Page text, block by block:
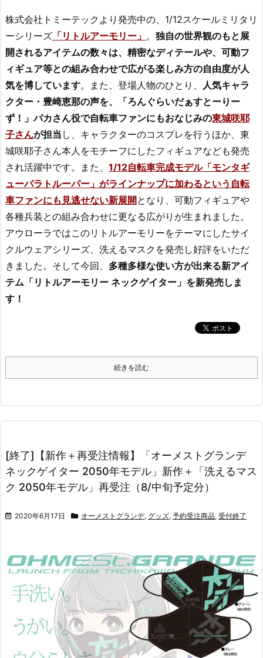
株式会社トミーテックより発売中の、1/12スケールミリタリ
ーシリーズ 「リトルアーモリー」 。 独自の世界観のもと展
開されるアイテムの数々は、精密なディテールや、可動フ
ィギュア等との組み合わせで広がる楽しみ方の自由度が人
気を博しています。また、登場人物のひとり、 人気キャラ
クター・豊崎恵那の声を、「ろんぐらいだぁすとーりー
ず！」パカさん役で自転車ファンにもおなじみの東城咲耶
子さんが担当 し、キャラクターのコスプレを行うほか、東
城咲耶子さん本人をモチーフにしたフィギュアなども発売
され活躍中です。また、 1/12自転車完成モデル「モンタギ
ューパラトルーパー」がラインナップに加わるという自転
車ファンにも見逃せない新展開 となり、可動フィギュアや
各種兵装との組み合わせに更なる広がりが生まれました。
アウローラではこのリトルアーモリーをテーマにしたサイ
クルウェアシリーズ、洗えるマスクを発売し好評をいただ
きました。そして今回、 多種多様な使い方が出来る新アイ
テム「リトルアーモリー ネックゲイター」を新発売しま
す！
続きを読む
[終了]【新作＋再受注情報】「オーメストグランデ
ネックゲイター 2050年モデル」新作＋「洗えるマス
ク 2050年モデル」再受注（8/中旬予定分）
2020年6月17日 オーメストグランデ, グッズ, 予約受注商品, 受付終了